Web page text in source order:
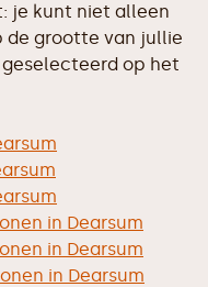
je kunt niet alleen
de grootte van jullie
op het
in Dearsum
in Dearsum
in Dearsum